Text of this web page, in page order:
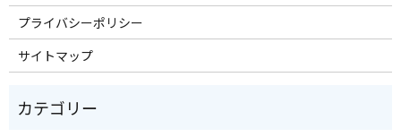
プライバシーポリシー
サイトマップ